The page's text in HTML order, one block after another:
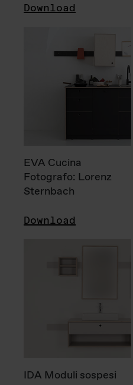
Download
EVA Cucina
Fotografo: Lorenz
Sternbach
Download
IDA Moduli sospesi